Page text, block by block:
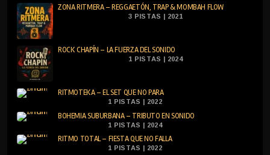
ZONA RITMERA – REGGAETÓN, TRAP & MOMBAH FLOW
3 PISTAS | 2021
ROCK CHAPÍN – LA FUERZA DEL SONIDO
1 PISTAS | 2024
RITMOTEKA – EL SET QUE NO PARA
1 PISTAS | 2022
BOHEMIA SUBURBANA – TRIBUTO EN SONIDO
1 PISTAS | 2024
RITMO TOTAL – FIESTA QUE NO FALLA
1 PISTAS | 2022